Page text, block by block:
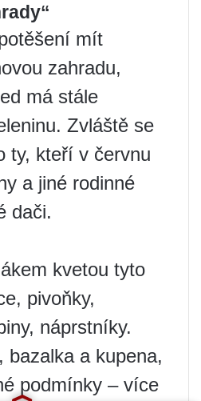
mít
zahradu,
má stále
Zvláště se
ty, kteří v červnu
a jiné rodinné
dači.
kvetou tyto
pivoňky,
náprstníky.
bazalka a kupena,
podmínky – více